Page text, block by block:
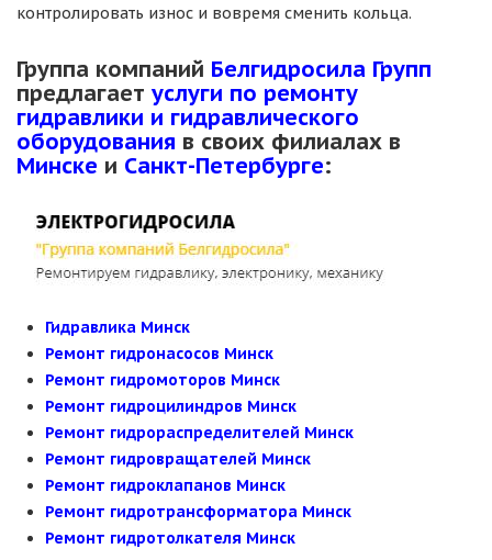
контролировать износ и вовремя сменить кольца.
Группа компаний Белгидросила Групп
предлагает услуги по ремонту
гидравлики и гидравлического
оборудования в своих филиалах в
Минске и Санкт-Петербурге:
Гидравлика Минск
Ремонт гидронасосов Минск
Ремонт гидромоторов Минск
Ремонт гидроцилиндров Минск
Ремонт гидрораспределителей Минск
Ремонт гидровращателей Минск
Ремонт гидроклапанов Минск
Ремонт гидротрансформатора Минск
Ремонт гидротолкателя Минск